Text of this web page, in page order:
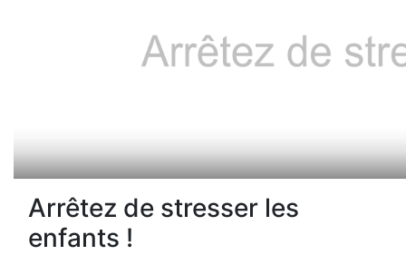
Arrêtez de stresser les
enfants !